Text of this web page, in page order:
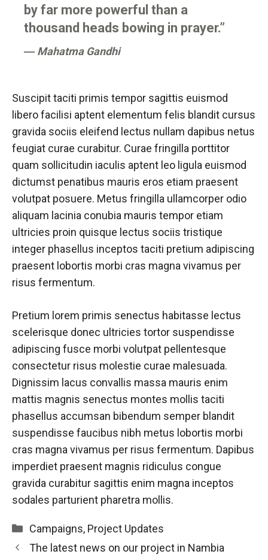
by far more powerful than a
thousand heads bowing in prayer.”
― Mahatma Gandhi
Suscipit taciti primis tempor sagittis euismod
libero facilisi aptent elementum felis blandit cursus
gravida sociis eleifend lectus nullam dapibus netus
feugiat curae curabitur. Curae fringilla porttitor
quam sollicitudin iaculis aptent leo ligula euismod
dictumst penatibus mauris eros etiam praesent
volutpat posuere. Metus fringilla ullamcorper odio
aliquam lacinia conubia mauris tempor etiam
ultricies proin quisque lectus sociis tristique
integer phasellus inceptos taciti pretium adipiscing
praesent lobortis morbi cras magna vivamus per
risus fermentum.
Pretium lorem primis senectus habitasse lectus
scelerisque donec ultricies tortor suspendisse
adipiscing fusce morbi volutpat pellentesque
consectetur risus molestie curae malesuada.
Dignissim lacus convallis massa mauris enim
mattis magnis senectus montes mollis taciti
phasellus accumsan bibendum semper blandit
suspendisse faucibus nibh metus lobortis morbi
cras magna vivamus per risus fermentum. Dapibus
imperdiet praesent magnis ridiculus congue
gravida curabitur sagittis enim magna inceptos
sodales parturient pharetra mollis.
Categorieën
Campaigns, Project Updates
The latest news on our project in Nambia